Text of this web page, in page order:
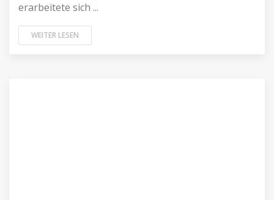
erarbeitete sich ...
WEITER LESEN